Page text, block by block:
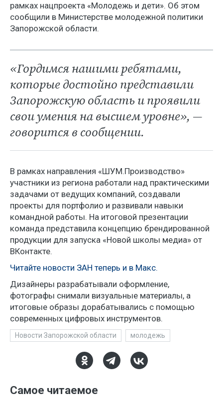
рамках нацпроекта «Молодежь и дети». Об этом
сообщили в Министерстве молодежной политики
Запорожской области.
«Гордимся нашими ребятами,
которые достойно представили
Запорожскую область и проявили
свои умения на высшем уровне», —
говорится в сообщении.
В рамках направления «ШУМ.Производство»
участники из региона работали над практическими
задачами от ведущих компаний, создавали
проекты для портфолио и развивали навыки
командной работы. На итоговой презентации
команда представила концепцию брендированной
продукции для запуска «Новой школы медиа» от
ВКонтакте.
Читайте новости ЗАН теперь и в Макс.
Дизайнеры разрабатывали оформление,
фотографы снимали визуальные материалы, а
итоговые образы дорабатывались с помощью
современных цифровых инструментов.
Новости Запорожской области молодежь
Самое читаемое